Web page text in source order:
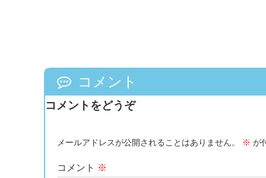
コメント
コメントをどうぞ
メールアドレスが公開されることはありません。 ※ が
コメント ※